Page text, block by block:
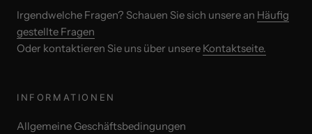
Irgendwelche Fragen? Schauen Sie sich unsere an Häufig
gestellte Fragen
Oder kontaktieren Sie uns über unsere Kontaktseite.
INFORMATIONEN
Allgemeine Geschäftsbedingungen